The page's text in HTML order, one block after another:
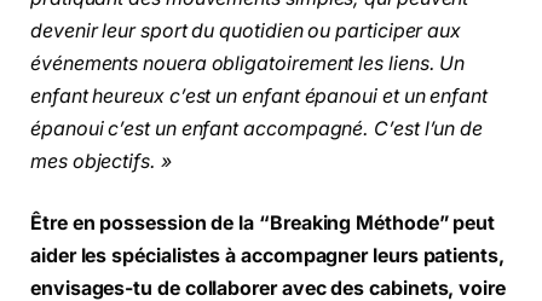
devenir leur sport du quotidien ou participer aux
événements nouera obligatoirement les liens. Un
enfant heureux c’est un enfant épanoui et un enfant
épanoui c’est un enfant accompagné. C’est l’un de
mes objectifs. »
Être en possession de la “Breaking Méthode” peut
aider les spécialistes à accompagner leurs patients,
envisages-tu de collaborer avec des cabinets, voire